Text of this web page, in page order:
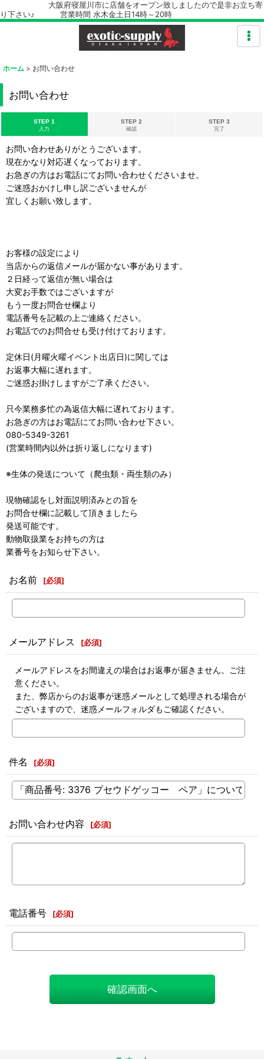
大阪府寝屋川市に店舗をオープン致しましたので是非お立ち寄
り下さい♪ 営業時間 水木金土日14時～20時
ホーム > お問い合わせ
お問い合わせ
STEP 1
入力
STEP 2
確認
STEP 3
完了
お問い合わせありがとうございます。
現在かなり対応遅くなっております。
お急ぎの方はお電話にてお問い合わせくださいませ。
ご迷惑おかけし申し訳ございませんが
宜しくお願い致します。
お客様の設定により
当店からの返信メールが届かない事があります。
２日経って返信が無い場合は
大変お手数ではございますが
もう一度お問合せ欄より
電話番号を記載の上ご連絡ください。
お電話でのお問合せも受け付けております。
定休日(月曜火曜イベント出店日)に関しては
お返事大幅に遅れます。
ご迷惑お掛けしますがご了承ください。
只今業務多忙の為返信大幅に遅れております。
お急ぎの方はお電話にてお問い合わせ下さい。
080-5349-3261
(営業時間内以外は折り返しになります)
※生体の発送について（爬虫類・両生類のみ）
現物確認をし対面説明済みとの旨を
お問合せ欄に記載して頂きましたら
発送可能です。
動物取扱業をお持ちの方は
業番号をお知らせ下さい。
お名前 [必須]
メールアドレス [必須]
メールアドレスをお間違えの場合はお返事が届きません。ご注
意ください。
また、弊店からのお返事が迷惑メールとして処理される場合が
ございますので、迷惑メールフォルダもご確認ください。
件名 [必須]
お問い合わせ内容 [必須]
電話番号 [必須]
確認画面へ